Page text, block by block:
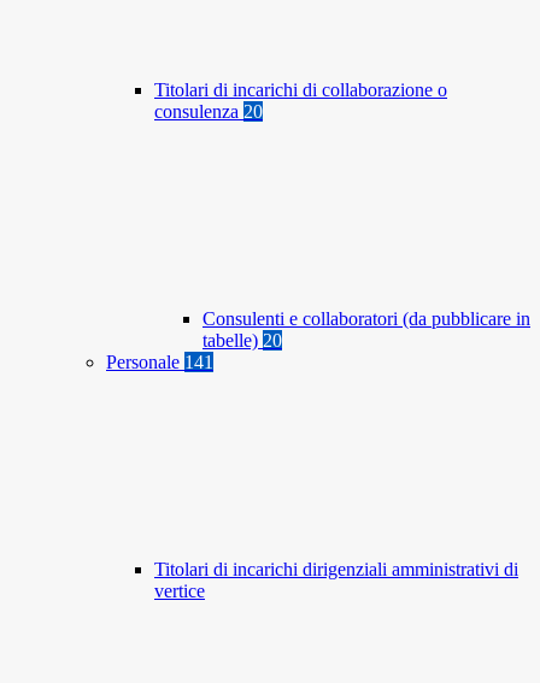
Titolari di incarichi di collaborazione o
consulenza 20
Consulenti e collaboratori (da pubblicare in
tabelle) 20
Personale 141
Titolari di incarichi dirigenziali amministrativi di
vertice